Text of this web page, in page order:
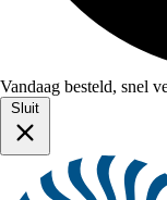
Vandaag besteld, snel
Sluit